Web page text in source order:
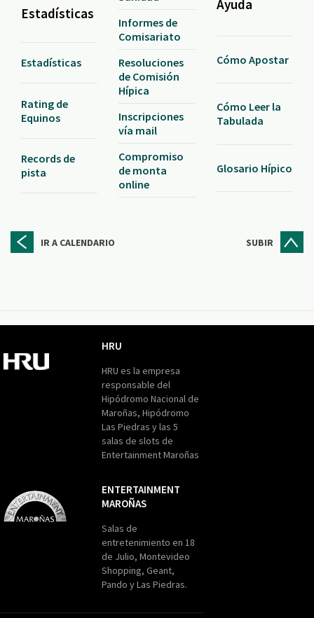
Estadísticas
Estadísticas
Rating de
Equinos
Records de
pista
Informes de
Comisariato
Resoluciones
de Comisión
Hípica
Inscripciones
vía mail
Compromiso
de monta
online
Ayuda
Cómo Apostar
Cómo Leer la
Tabulada
Glosario Hípico
IR A CALENDARIO SUBIR
HRU
HRU es la empresa
responsable del
Hipódromo Nacional de
Maroñas, Hipódromo
Las Piedras y las 5
salas de slots de
Entertainment Maroñas
Entertainment
Maroñas
ENTERTAINMENT
MAROÑAS
Salas de
entretenimiento en 18
de Julio, Montevideo
Shopping, Geant,
Pando y Las Piedras.